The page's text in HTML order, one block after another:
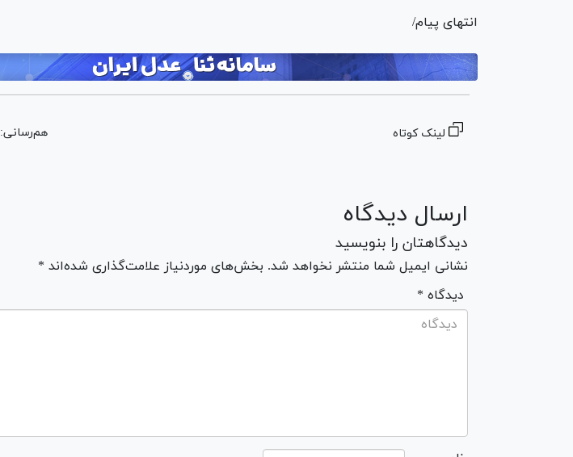
انتهای پیام/
لینک کوتاه هم‌رسانی:
ارسال دیدگاه
دیدگاهتان را بنویسید
نشانی ایمیل شما منتشر نخواهد شد. بخش‌های موردنیاز علامت‌گذاری شده‌اند *
* دیدگاه